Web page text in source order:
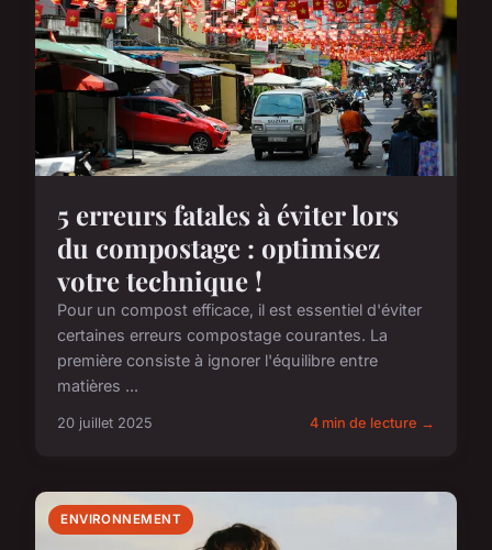
5 erreurs fatales à éviter lors
du compostage : optimisez
votre technique !
Pour un compost efficace, il est essentiel d'éviter
certaines erreurs compostage courantes. La
première consiste à ignorer l'équilibre entre
matières ...
20 juillet 2025 4 min de lecture →
ENVIRONNEMENT